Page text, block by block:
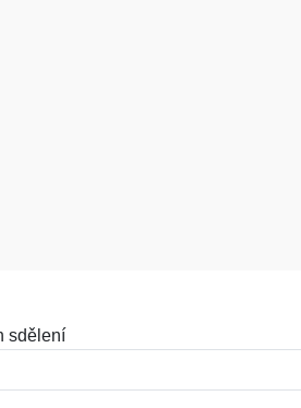
sdělení